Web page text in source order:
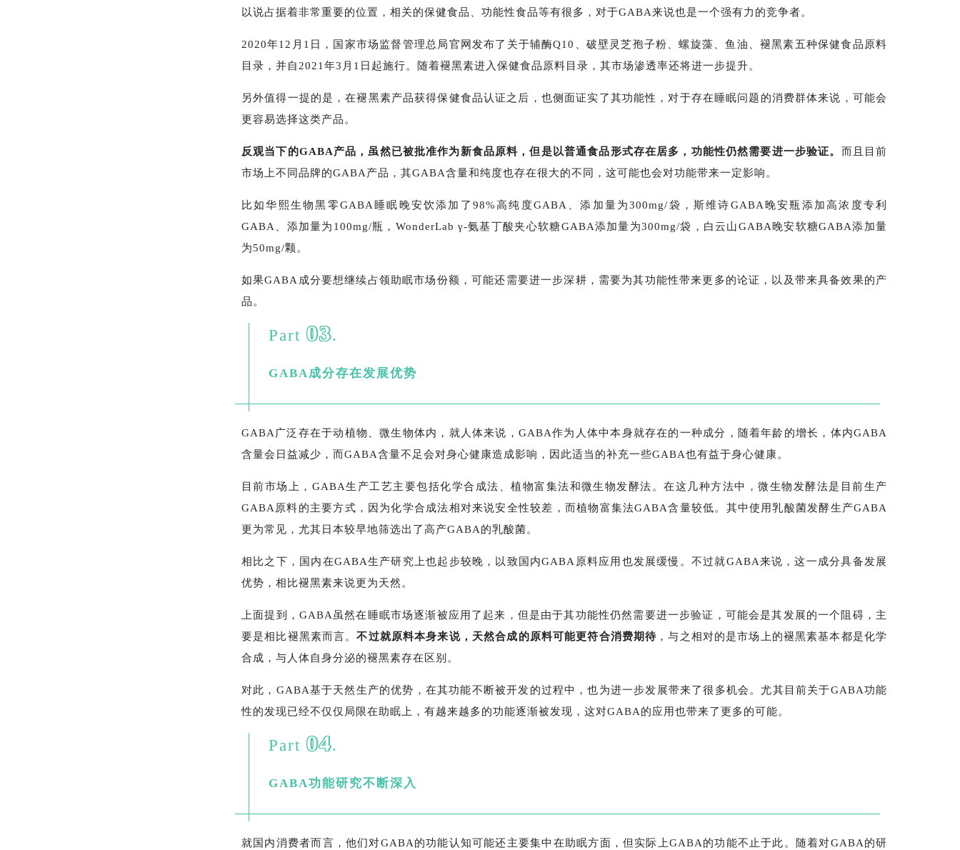
以说占据着非常重要的位置，相关的保健食品、功能性食品等有很多，对于GABA来说也是一个强有力的竞争者。
2020年12月1日，国家市场监督管理总局官网发布了关于辅酶Q10、破壁灵芝孢子粉、螺旋藻、鱼油、褪黑素五种保健食品原料
目录，并自2021年3月1日起施行。随着褪黑素进入保健食品原料目录，其市场渗透率还将进一步提升。
另外值得一提的是，在褪黑素产品获得保健食品认证之后，也侧面证实了其功能性，对于存在睡眠问题的消费群体来说，可能会
更容易选择这类产品。
反观当下的GABA产品，虽然已被批准作为新食品原料，但是以普通食品形式存在居多，功能性仍然需要进一步验证。 而且目前
市场上不同品牌的GABA产品，其GABA含量和纯度也存在很大的不同，这可能也会对功能带来一定影响。
比如华熙生物黑零GABA睡眠晚安饮添加了98%高纯度GABA、添加量为300mg/袋，斯维诗GABA晚安瓶添加高浓度专利
GABA、添加量为100mg/瓶，WonderLab γ-氨基丁酸夹心软糖GABA添加量为300mg/袋，白云山GABA晚安软糖GABA添加量
为50mg/颗。
如果GABA成分要想继续占领助眠市场份额，可能还需要进一步深耕，需要为其功能性带来更多的论证，以及带来具备效果的产
品。
Part 03.
GABA成分存在发展优势
GABA广泛存在于动植物、微生物体内，就人体来说，GABA作为人体中本身就存在的一种成分，随着年龄的增长，体内GABA
含量会日益减少，而GABA含量不足会对身心健康造成影响，因此适当的补充一些GABA也有益于身心健康。
目前市场上，GABA生产工艺主要包括化学合成法、植物富集法和微生物发酵法。在这几种方法中，微生物发酵法是目前生产
GABA原料的主要方式，因为化学合成法相对来说安全性较差，而植物富集法GABA含量较低。其中使用乳酸菌发酵生产GABA
更为常见，尤其日本较早地筛选出了高产GABA的乳酸菌。
相比之下，国内在GABA生产研究上也起步较晚，以致国内GABA原料应用也发展缓慢。不过就GABA来说，这一成分具备发展
优势，相比褪黑素来说更为天然。
上面提到，GABA虽然在睡眠市场逐渐被应用了起来，但是由于其功能性仍然需要进一步验证，可能会是其发展的一个阻碍，主
要是相比褪黑素而言。不过就原料本身来说，天然合成的原料可能更符合消费期待 ，与之相对的是市场上的褪黑素基本都是化学
合成，与人体自身分泌的褪黑素存在区别。
对此，GABA基于天然生产的优势，在其功能不断被开发的过程中，也为进一步发展带来了很多机会。尤其目前关于GABA功能
性的发现已经不仅仅局限在助眠上，有越来越多的功能逐渐被发现，这对GABA的应用也带来了更多的可能。
Part 04.
GABA功能研究不断深入
就国内消费者而言，他们对GABA的功能认知可能还主要集中在助眠方面，但实际上GABA的功能不止于此。随着对GABA的研